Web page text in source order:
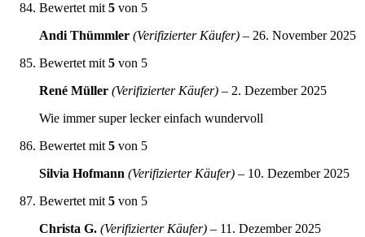
Bewertet mit 5 von 5
Andi Thümmler (Verifizierter Käufer) – 26. November 2025
Bewertet mit 5 von 5
René Müller (Verifizierter Käufer) – 2. Dezember 2025
Wie immer super lecker einfach wundervoll
Bewertet mit 5 von 5
Silvia Hofmann (Verifizierter Käufer) – 10. Dezember 2025
Bewertet mit 5 von 5
Christa G. (Verifizierter Käufer) – 11. Dezember 2025